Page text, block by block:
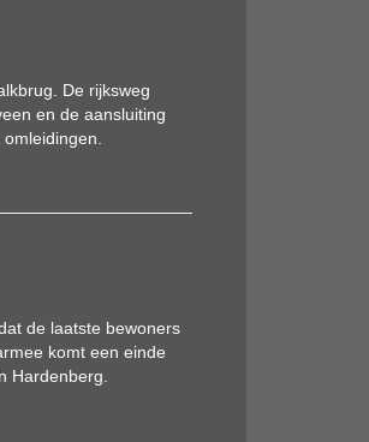
De rijksweg
en de aansluiting
de laatste bewoners
komt een einde
Hardenberg.